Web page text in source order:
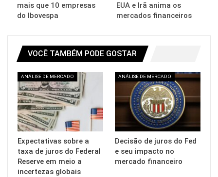
mais que 10 empresas
do Ibovespa
EUA e Irã anima os
mercados financeiros
VOCÊ TAMBÉM PODE GOSTAR
ANÁLISE DE MERCADO
Expectativas sobre a
taxa de juros do Federal
Reserve em meio a
incertezas globais
ANÁLISE DE MERCADO
Decisão de juros do Fed
e seu impacto no
mercado financeiro